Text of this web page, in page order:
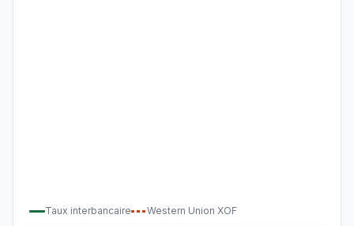
Taux interbancaire Western Union XOF